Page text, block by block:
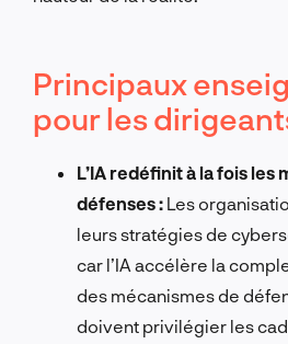
Principaux
pour les
L’IA redéfinit à la fois les
défenses : Les
leurs stratégies de
car l’IA accélère la
des mécanismes de
doivent privilégier les